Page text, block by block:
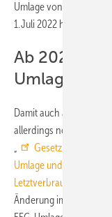
Umlage von 155,06
1. Juli 2022 halbieren sie
Ab 2023:
Umlage wird
Damit auch ab 2023 die
allerdings noch ein
Gesetz zur
Umlage und zur
Letztverbraucher vom
Änderung im